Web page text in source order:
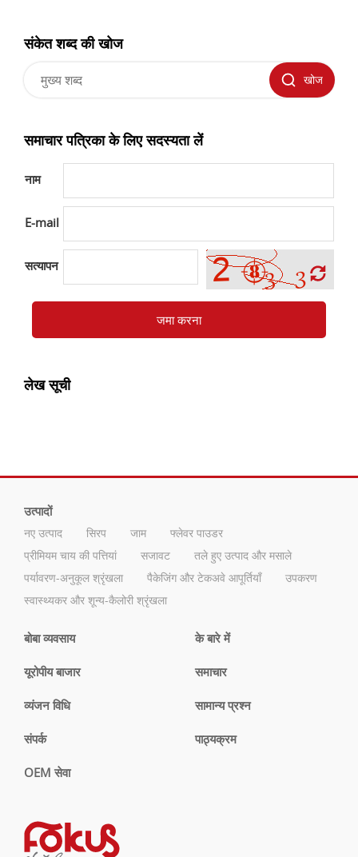
संकेत शब्द की खोज
खोज
समाचार पत्रिका के लिए सदस्यता लें
नाम
E-mail
सत्यापन
जमा करना
लेख सूची
उत्पादों
नए उत्पाद सिरप जाम
फ्लेवर पाउडर
प्रीमियम चाय की पत्तियां
सजावट
तले हुए उत्पाद और मसाले
पर्यावरण-अनुकूल श्रृंखला
पैकेजिंग और टेकअवे आपूर्तियाँ
उपकरण
स्वास्थ्यकर और शून्य-कैलोरी श्रृंखला
बोबा व्यवसाय के बारे में
यूरोपीय बाजार समाचार
व्यंजन विधि सामान्य प्रश्न
संपर्क पाठ्यक्रम
OEM सेवा